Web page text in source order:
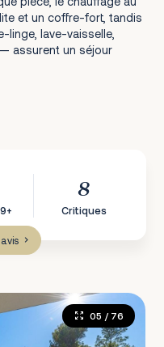
et un coffre-fort, tandis
lave-vaisselle,
assurent un séjour
8
Critiques
05 / 76